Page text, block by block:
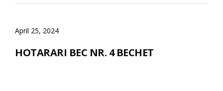
April 25, 2024
HOTARARI BEC NR. 4 BECHET